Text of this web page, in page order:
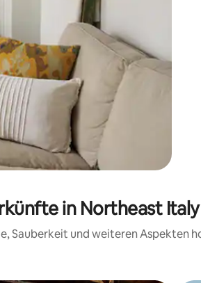
in Northeast Italy
Sauberkeit und weiteren Aspekten